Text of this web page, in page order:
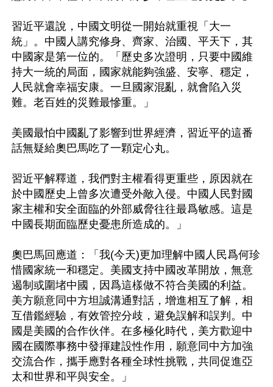
習近平還說，中國文明從一開始就重視「大一
統」。中國人講究修身、齊家、治國、平天下，其
中國家是第一位的。「歷史多次證明，只要中國維
持大一統的局面，國家就能夠強盛、安寧、穩定，
人民就會幸福安康。一旦國家混亂，就會陷入災
難。老百姓的災難最慘重。」
美國最怕中國亂了影響到世界經濟，習近平的這番
話無疑給奧巴馬吃了一顆定心丸。
習近平解釋道，我們對主權看得更重些，原因就在
於中國歷史上曾多次遭受外敵入侵。中國人民對國
家主權和安全面臨的外部威脅往往最爲敏感。這是
中國長期面臨歷史憂患所造成的。」
奧巴馬回應道：「我(今天)更加理解中國人民爲何珍
惜國家統一和穩定。美國支持中國改革開放，無意
遏制或圍堵中國，因爲這樣做不符合美國的利益。
美方願意同中方坦誠溝通對話，增進相互了解，相
互借鑑經驗，有效管控分歧，避免誤解和誤判。中
國是美國的合作伙伴。在多極化時代，美方歡迎中
國在國際事務中發揮建設性作用，願意同中方加強
交流合作，攜手應對各種全球性挑戰，共同促進亞
太和世界和平與安全。」